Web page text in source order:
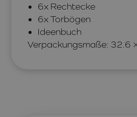
6x Rechtecke
6x Torbögen
Ideenbuch
Verpackungsmaße: 32.6